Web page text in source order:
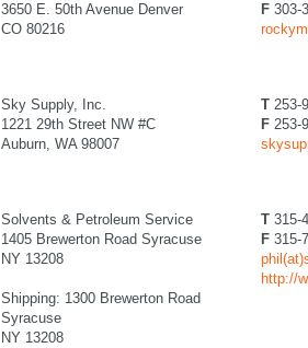
3650 E. 50th Avenue Denver
CO 80216
F 303-
Sky Supply, Inc.
1221 29th Street NW #C
Auburn, WA 98007
T 253-
F 253-
Solvents & Petroleum Service
1405 Brewerton Road Syracuse
NY 13208
Shipping: 1300 Brewerton Road
Syracuse
NY 13208
T 315-
F 315-
http://